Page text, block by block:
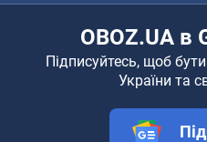
OBOZ.UA в
Підписуйтесь, щоб
України та